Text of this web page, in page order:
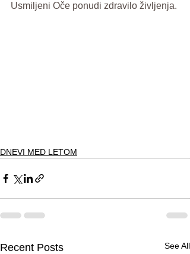
Usmiljeni Oče ponudi zdravilo življenja.
DNEVI MED LETOM
Recent Posts See All